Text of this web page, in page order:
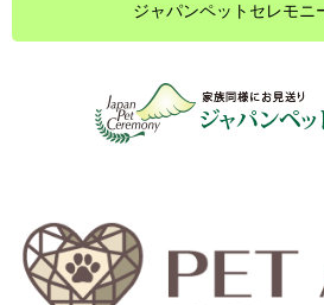
ジャパンペットセレモニ